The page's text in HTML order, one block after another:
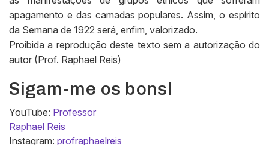
apagamento e das camadas populares. Assim, o espírito
da Semana de 1922 será, enfim, valorizado.
Proibida a reprodução deste texto sem a autorização do
autor (Prof. Raphael Reis)
Sigam-me os bons!
YouTube: Professor
Raphael Reis
Instagram: profraphaelreis